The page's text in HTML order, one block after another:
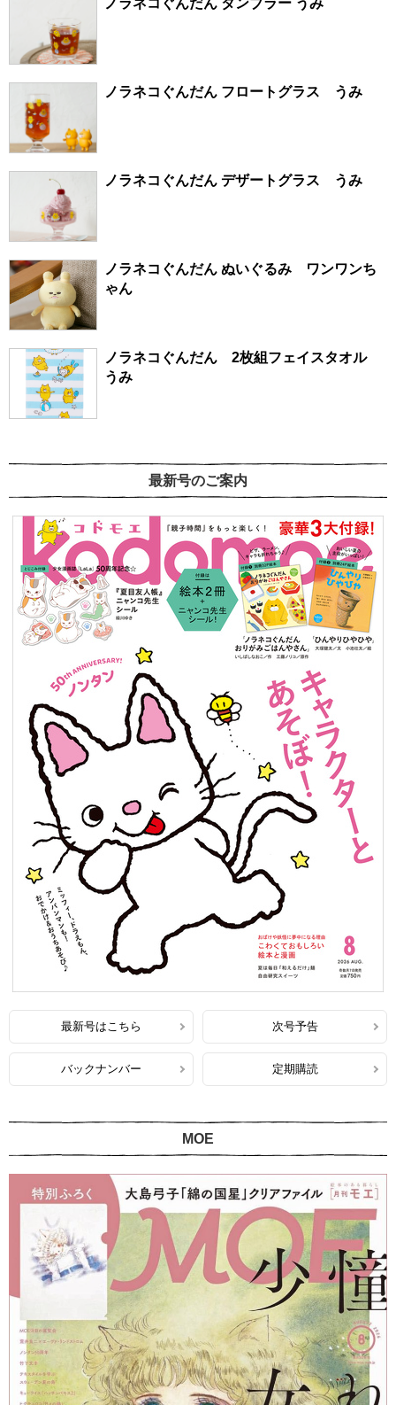
ノラネコぐんだん フロートグラス うみ
ノラネコぐんだん デザートグラス うみ
ノラネコぐんだん ぬいぐるみ ワンワンち
ゃん
ノラネコぐんだん 2枚組フェイスタオル
うみ
最新号のご案内
最新号はこちら 次号予告
バックナンバー 定期購読
MOE